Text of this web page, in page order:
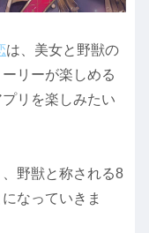
は、美女と野獣の
リーが楽しめる
リを楽しみたい
野獣と称される8
なっていきま